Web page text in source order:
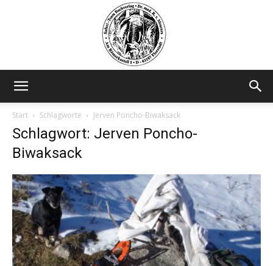
Start
Schlagworte Jerven Poncho-Biwaksack
Schlagwort: Jerven Poncho-
Biwaksack